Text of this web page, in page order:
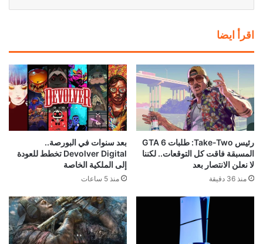
اقرأ ايضا
رئيس Take-Two: طلبات GTA 6
المسبقة فاقت كل التوقعات.. لكننا
لا نعلن الانتصار بعد
منذ 36 دقيقة
بعد سنوات في البورصة..
Devolver Digital تخطط للعودة
إلى الملكية الخاصة
منذ 5 ساعات